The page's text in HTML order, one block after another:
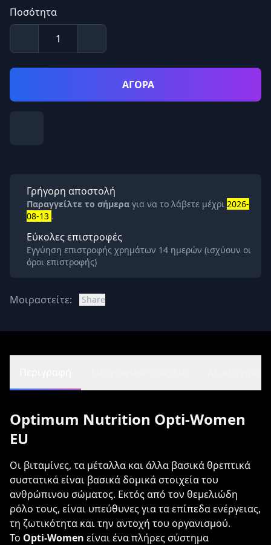
Ποσότητα
ΑΓΟΡΑ
Γρήγορη αποστολή
Παραγγείλτε το σήμερα για να το λάβετε μέχρι 2026-
08-13 .
Εύκολες επιστροφές
Εγγύηση επιστροφής χρημάτων 14 ημερών (ισχύουν οι
όροι επιστροφής)
Μοιραστείτε: Share
Optimum Nutrition Opti-Women
EU
Οι βιταμίνες, τα μέταλλα και άλλα βασικά θρεπτικά
συστατικά είναι βασικά δομικά στοιχεία του
ανθρώπινου σώματος. Εκτός από τον θεμελιώδη
ρόλο τους, είναι υπεύθυνες για τα επίπεδα ενέργειας,
τη ζωτικότητα και την αντοχή του οργανισμού.
Το Opti-Women είναι ένα πλήρες σύστημα